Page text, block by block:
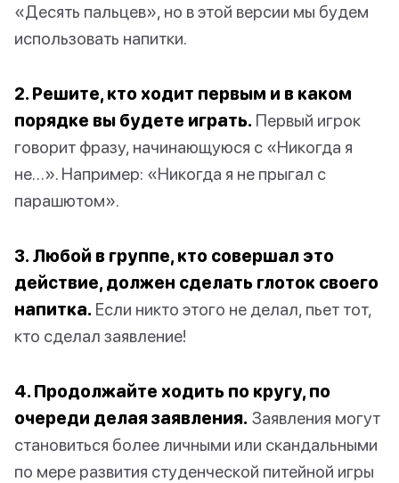
«Десять пальцев», но в этой версии мы будем
использовать напитки.
2. Решите, кто ходит первым и в каком
порядке вы будете играть. Первый игрок
говорит фразу, начинающуюся с «Никогда я
не…». Например: «Никогда я не прыгал с
парашютом».
3. Любой в группе, кто совершал это
действие, должен сделать глоток своего
напитка. Если никто этого не делал, пьет тот,
кто сделал заявление!
4. Продолжайте ходить по кругу, по
очереди делая заявления. Заявления могут
становиться более личными или скандальными
по мере развития студенческой питейной игры